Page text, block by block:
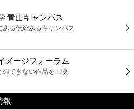
青山キャンパス
る伝統あるキャンパス
メージフォーラム
のできない作品を上映
報